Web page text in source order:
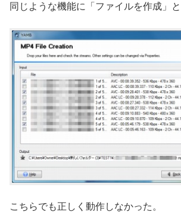
同じような機能に「ファイルを作成」
こちらでも正しく動作しなかった。